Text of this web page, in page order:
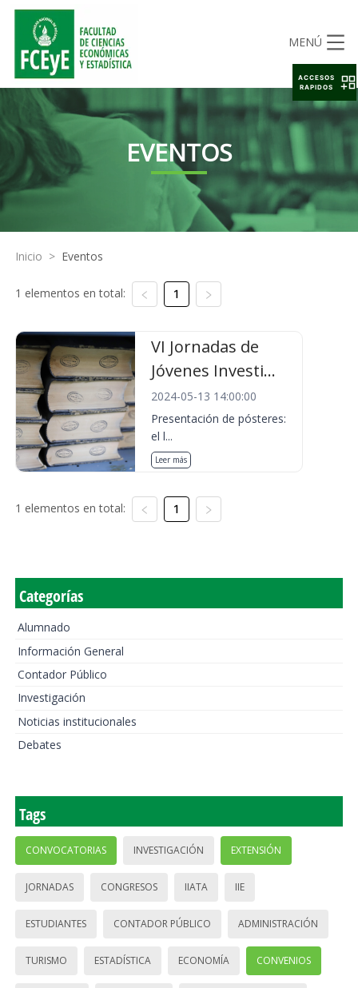
MENÚ
EVENTOS
Inicio > Eventos
1 elementos en total: 1
VI Jornadas de
Jóvenes Investi...
2024-05-13 14:00:00
Presentación de pósteres:
el l...
Leer más
1 elementos en total: 1
Categorías
Alumnado
Información General
Contador Público
Investigación
Noticias institucionales
Debates
Tags
CONVOCATORIAS INVESTIGACIÓN EXTENSIÓN
JORNADAS CONGRESOS IIATA IIE
ESTUDIANTES CONTADOR PÚBLICO ADMINISTRACIÓN
TURISMO ESTADÍSTICA ECONOMÍA CONVENIOS
ACCESOS
RAPIDOS